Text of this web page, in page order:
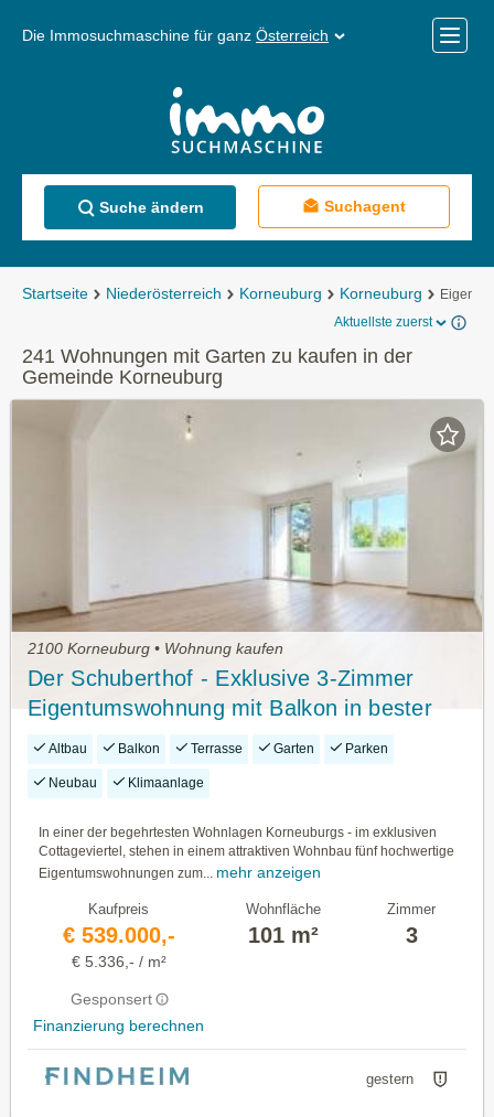
Die Immosuchmaschine für ganz Österreich
Menü
Suche ändern Suchagent
Startseite Niederösterreich Korneuburg Korneuburg
Aktuellste zuerst
241 Wohnungen mit Garten zu kaufen in der
Gemeinde Korneuburg
2100 Korneuburg • Wohnung kaufen
Der Schuberthof - Exklusive 3-Zimmer
Eigentumswohnung mit Balkon in bester
Korneuburger Wohnlage - Stilvolle
Altbau Balkon Terrasse Garten Parken
Neubau Klimaanlage
In einer der begehrtesten Wohnlagen Korneuburgs - im exklusiven
Cottageviertel, stehen in einem attraktiven Wohnbau fünf hochwertige
Eigentumswohnungen zum...
mehr anzeigen
Kaufpreis
€ 539.000,-
€ 5.336,- / m²
Gesponsert
Finanzierung berechnen
Wohnfläche
101 m²
Zimmer
3
gestern